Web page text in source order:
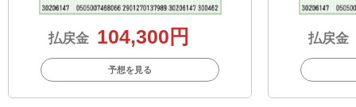
払戻金 104,300円
予想を見る
払戻金